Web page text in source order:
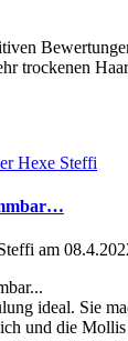
trockenen
am
ideal. Sie
und die